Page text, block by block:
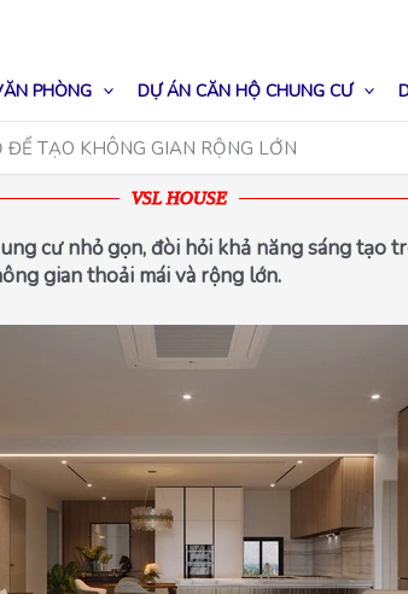
PHÒNG DỰ ÁN CĂN HỘ CHUNG CƯ
ĐỂ TẠO KHÔNG GIAN RỘNG LỚN
VSL HOUSE
cư nhỏ gọn, đòi hỏi khả năng sáng
gian thoải mái và rộng lớn.